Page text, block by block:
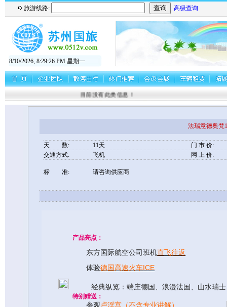
旅游线路: 高级查询
8/10/2026, 8:29:27 PM 星期一
目前没有此类信息！
法瑞意德奥梵
天 数: 11天
门 市 价:
交通方式:
飞机 网 上 价:
标 准: 请咨询供应商
产品亮点：
东方国际航空公司班机直飞往返
体验德国高速火车ICE
经典纵览：端庄德国、浪漫法国、山水瑞
特别赠送：
参观卢浮宫（不含专业讲解）